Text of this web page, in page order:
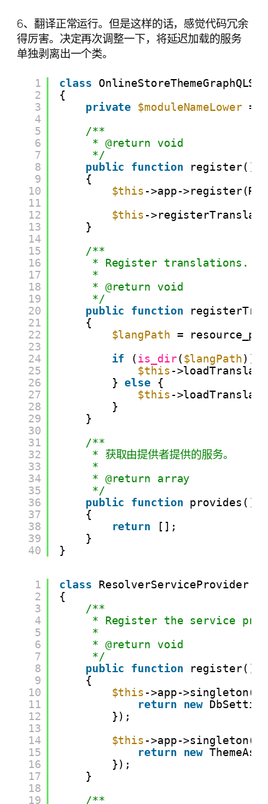
6、翻译正常运行。但是这样的话，感觉代码冗余
得厉害。决定再次调整一下，将延迟加载的服务
单独剥离出一个类。
1
2
3
4
5
6
7
8
9
10
11
12
13
14
15
16
17
18
19
20
21
22
23
24
25
26
27
28
29
30
31
32
33
34
35
36
37
38
39
40
class
{
private $moduleNameLower =
/**
* @return void
*/
public
function
register()
{
$this ->app-
$this -
}
/**
* Register translations.
*
* @return void
*/
public
function
{
$langPath =
if
(is_dir($langPath)) {
$this -
} else
{
$this -
}
}
/**
* 获取由提供者提供的服务。
*
* @return array
*/
public
function provides()
{
return
[];
}
}
1
2
3
4
5
6
7
8
9
10
11
12
13
14
15
16
17
18
19
class ResolverServiceProvider
{
/**
* Register the service
*
* @return void
*/
public
function
register()
{
$this ->app-
return
new
});
$this ->app-
return
new
});
}
/**